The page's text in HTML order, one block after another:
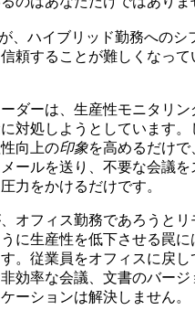
が、ハイブリッド勤務へのシ
頼することが難しくなって
ダーは、生産性モニタリン
対処しようとしています
向上の印象を高めるだけで
ールを送り、不要な会議
力をかけるだけです。
オフィス勤務であろうと
に生産性を低下させる罠に
。従業員をオフィスに戻し
効率な会議、文書のバージ
ーションは解決しません。